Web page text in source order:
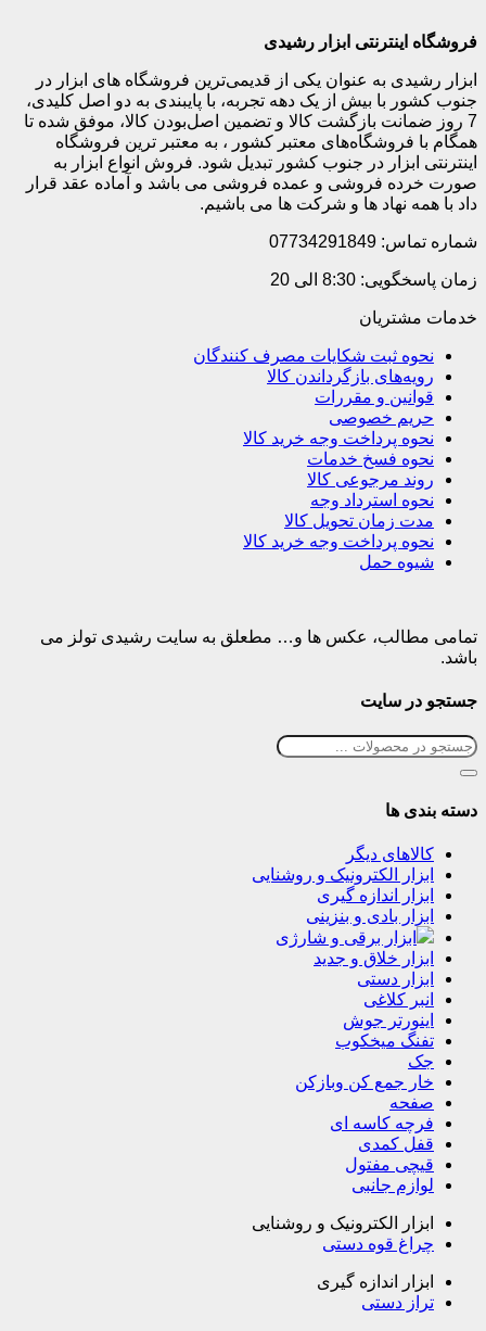
فروشگاه اینترنتی ابزار رشیدی
ابزار رشیدی به عنوان یکی از قدیمی‌ترین فروشگاه های ابزار در
جنوب کشور با بیش از یک دهه تجربه، با پایبندی به دو اصل کلیدی،
7 روز ضمانت بازگشت کالا و تضمین اصل‌بودن کالا، موفق شده تا
همگام با فروشگاه‌های معتبر کشور ، به معتبر ترین فروشگاه
اینترنتی ابزار در جنوب کشور تبدیل شود. فروش انواع ابزار به
صورت خرده فروشی و عمده فروشی می باشد و آماده عقد قرار
داد با همه نهاد ها و شرکت ها می باشیم.
شماره تماس: 07734291849
زمان پاسخگویی: 8:30 الی 20
خدمات مشتریان
نحوه ثبت شکایات مصرف کنندگان
رویه‌های بازگرداندن کالا
قوانین و مقررات
حریم خصوصی
نحوه پرداخت وجه خرید کالا
نحوه فسخ خدمات
روند مرجوعی کالا
نحوه استرداد وجه
مدت زمان تحویل کالا
نحوه پرداخت وجه خرید کالا
شیوه حمل
تمامی مطالب، عکس ها و… مطعلق به سایت رشیدی تولز می
باشد.
جستجو در سایت
دسته بندی ها
کالاهای دیگر
ابزار الکترونیک و روشنایی
ابزار اندازه گیری
ابزار بادی و بنزینی
ابزار برقی و شارژی
ابزار خلاق و جدید
ابزار دستی
انبر کلاغی
اینورتر جوش
تفنگ میخکوب
جک
خار جمع کن وبازکن
صفحه
فرچه کاسه ای
قفل کمدی
قیچی مفتول
لوازم جانبی
ابزار الکترونیک و روشنایی
چراغ قوه دستی
ابزار اندازه گیری
تراز دستی